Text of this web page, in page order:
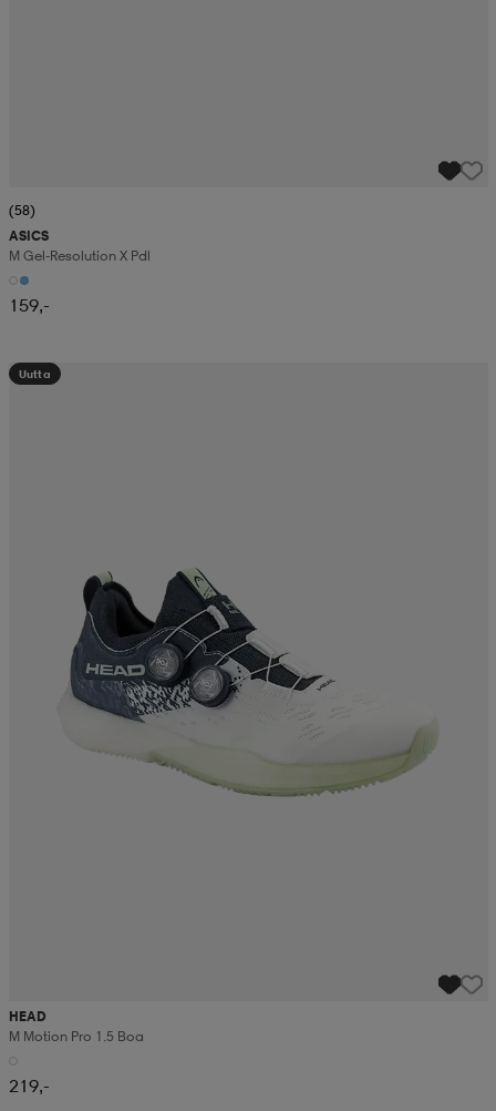
(58)
ASICS
M Gel-Resolution X Pdl
159,-
Uutta
HEAD
M Motion Pro 1.5 Boa
219,-